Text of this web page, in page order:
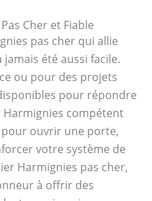
Cher et Fiable
pas cher qui allie
jamais été aussi facile.
ou pour des projets
pour répondre
compétent
ouvrir une porte,
votre système de
Harmignies pas cher,
à offrir des